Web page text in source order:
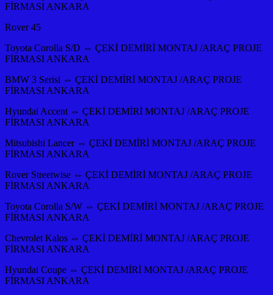
FİRMASI ANKARA
Rover 45
Toyota Corolla S/D ⇔ ÇEKİ DEMİRİ MONTAJ /ARAÇ PROJE
FİRMASI ANKARA
BMW 3 Serisi ⇔ ÇEKİ DEMİRİ MONTAJ /ARAÇ PROJE
FİRMASI ANKARA
Hyundai Accent ⇔ ÇEKİ DEMİRİ MONTAJ /ARAÇ PROJE
FİRMASI ANKARA
Mitsubishi Lancer ⇔ ÇEKİ DEMİRİ MONTAJ /ARAÇ PROJE
FİRMASI ANKARA
Rover Streetwise ⇔ ÇEKİ DEMİRİ MONTAJ /ARAÇ PROJE
FİRMASI ANKARA
Toyota Corolla S/W ⇔ ÇEKİ DEMİRİ MONTAJ /ARAÇ PROJE
FİRMASI ANKARA
Chevrolet Kalos ⇔ ÇEKİ DEMİRİ MONTAJ /ARAÇ PROJE
FİRMASI ANKARA
Hyundai Coupe ⇔ ÇEKİ DEMİRİ MONTAJ /ARAÇ PROJE
FİRMASI ANKARA